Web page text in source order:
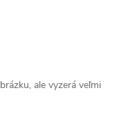
ale vyzerá veľmi